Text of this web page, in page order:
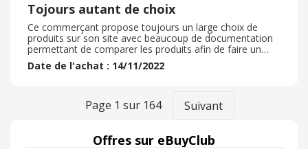
Tojours autant de choix
Ce commerçant propose toujours un large choix de
produits sur son site avec beaucoup de documentation
permettant de comparer les produits afin de faire un
choix éclairé. De plus il propose la possibilité de payer
partiellement en ligne et de compléter en magasin avec
vos achats sur place au lieu de vous faire livrer, retrait
sous une heure possible si le produit est en stock dans
Date de l'achat : 14/11/2022
Page 1 sur 164 Suivant
Offres sur eBuyClub